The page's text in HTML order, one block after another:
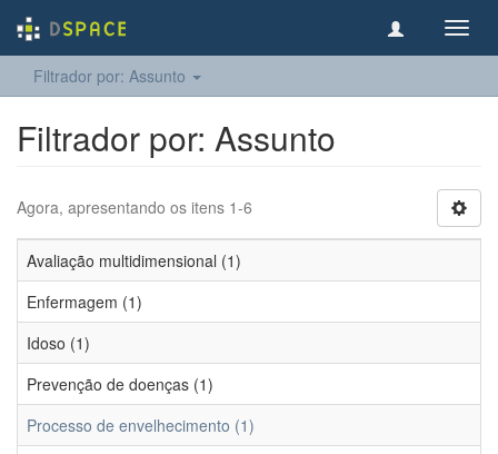
Filtrador por: Assunto
Filtrador por: Assunto
Agora, apresentando os itens 1-6
Avaliação multidimensional (1)
Enfermagem (1)
Idoso (1)
Prevenção de doenças (1)
Processo de envelhecimento (1)